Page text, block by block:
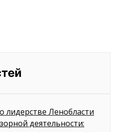
лидерстве Ленобласти
деятельности: